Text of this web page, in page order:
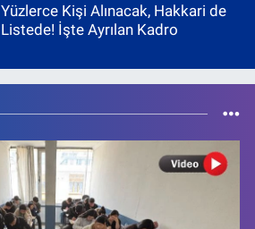
Yüzlerce Kişi Alınacak, Hakkari de
Listede! İşte Ayrılan Kadro